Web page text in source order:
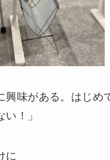
興味がある。はじめ
い！」
に